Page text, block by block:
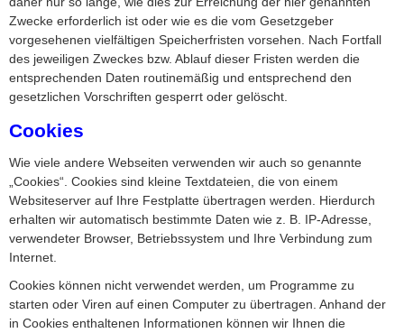
Zwecke erforderlich ist oder wie es die vom Gesetzgeber
vorgesehenen vielfältigen Speicherfristen vorsehen. Nach Fortfall
des jeweiligen Zweckes bzw. Ablauf dieser Fristen werden die
entsprechenden Daten routinemäßig und entsprechend den
gesetzlichen Vorschriften gesperrt oder gelöscht.
Cookies
Wie viele andere Webseiten verwenden wir auch so genannte
„Cookies“. Cookies sind kleine Textdateien, die von einem
Websiteserver auf Ihre Festplatte übertragen werden. Hierdurch
erhalten wir automatisch bestimmte Daten wie z. B. IP-Adresse,
verwendeter Browser, Betriebssystem und Ihre Verbindung zum
Internet.
Cookies können nicht verwendet werden, um Programme zu
starten oder Viren auf einen Computer zu übertragen. Anhand der
in Cookies enthaltenen Informationen können wir Ihnen die